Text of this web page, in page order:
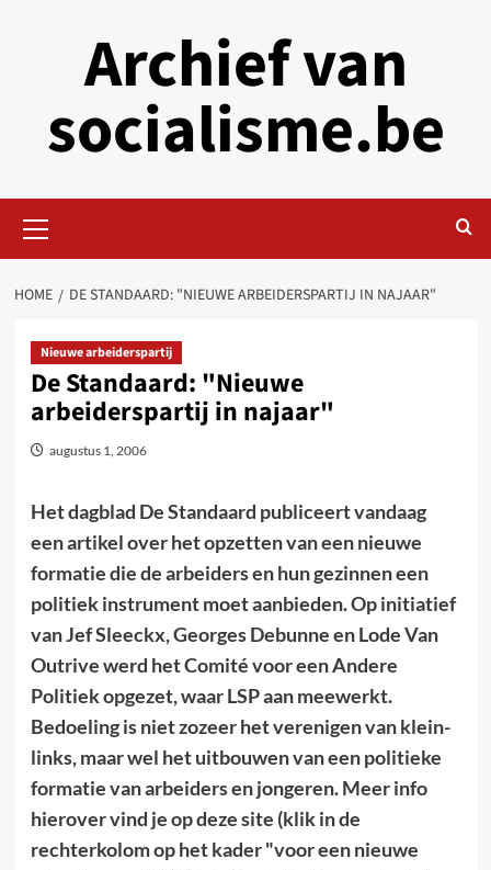
Archief van
socialisme.be
Menu
HOME DE STANDAARD: "NIEUWE ARBEIDERSPARTIJ IN NAJAAR"
Nieuwe arbeiderspartij
De Standaard: "Nieuwe
arbeiderspartij in najaar"
augustus 1, 2006
Het dagblad De Standaard publiceert vandaag
een artikel over het opzetten van een nieuwe
formatie die de arbeiders en hun gezinnen een
politiek instrument moet aanbieden. Op initiatief
van Jef Sleeckx, Georges Debunne en Lode Van
Outrive werd het Comité voor een Andere
Politiek opgezet, waar LSP aan meewerkt.
Bedoeling is niet zozeer het verenigen van klein-
links, maar wel het uitbouwen van een politieke
formatie van arbeiders en jongeren. Meer info
hierover vind je op deze site (klik in de
rechterkolom op het kader "voor een nieuwe